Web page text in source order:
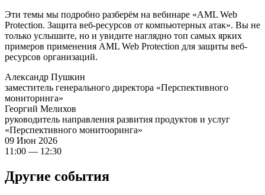
Эти темы мы подробно разберём на вебинаре «AML Web
Protection. Защита веб-ресурсов от компьютерных атак». Вы не
только услышите, но и увидите наглядно топ самых ярких
примеров применения AML Web Protection для защиты веб-
ресурсов организаций.
Александр Пушкин
заместитель генерального директора «Перспективного
мониторинга»
Георгий Мелихов
руководитель направления развития продуктов и услуг
«Перспективного монитооринга»
09 Июн 2026
11:00 — 12:30
Другие события